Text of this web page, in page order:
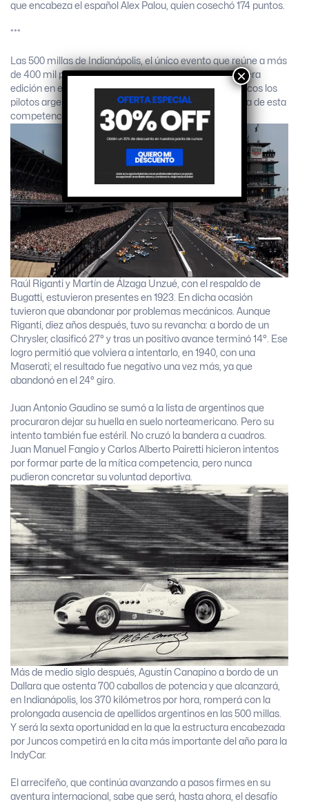
que encabeza el español Alex Palou, quien cosechó 174 puntos.
***
Las 500 millas de Indianápolis, el único evento que reúne a más
de 400 mil personas en un mismo día, disputó su primera
edición en el año 1911. A lo largo de la historia fueron pocos los
pilotos argentinos que pudieron formar parte de la grilla de esta
competencia tan exótica como exigente.
Raúl Riganti y Martín de Álzaga Unzué, con el respaldo de
Bugatti, estuvieron presentes en 1923. En dicha ocasión
tuvieron que abandonar por problemas mecánicos. Aunque
Riganti, diez años después, tuvo su revancha: a bordo de un
Chrysler, clasificó 27° y tras un positivo avance terminó 14°. Ese
logro permitió que volviera a intentarlo, en 1940, con una
Maserati; el resultado fue negativo una vez más, ya que
abandonó en el 24° giro.
Juan Antonio Gaudino se sumó a la lista de argentinos que
procuraron dejar su huella en suelo norteamericano. Pero su
intento también fue estéril. No cruzó la bandera a cuadros.
Juan Manuel Fangio y Carlos Alberto Pairetti hicieron intentos
por formar parte de la mítica competencia, pero nunca
pudieron concretar su voluntad deportiva.
Más de medio siglo después, Agustín Canapino a bordo de un
Dallara que ostenta 700 caballos de potencia y que alcanzará,
en Indianápolis, los 370 kilómetros por hora, romperá con la
prolongada ausencia de apellidos argentinos en las 500 millas.
Y será la sexta oportunidad en la que la estructura encabezada
por Juncos competirá en la cita más importante del año para la
IndyCar.
El arrecifeño, que continúa avanzando a pasos firmes en su
aventura internacional, sabe que será, hasta ahora, el desafío
×